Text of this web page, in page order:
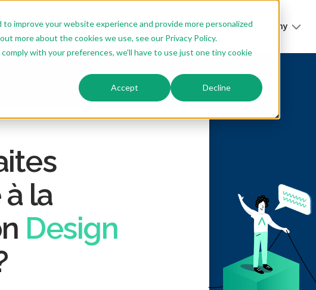
improve your website experience and provide more personalized
more about the cookies we use, see our Privacy Policy.
with your preferences, we'll have to use just one tiny cookie
Accept Decline
Nos formations Notre offre sur mesure Thiga Academy
la
Design